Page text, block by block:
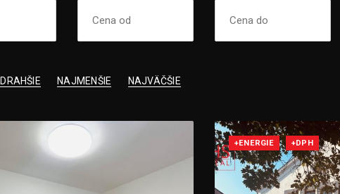
NAJMENŠIE NAJVÄČŠIE
+ENERGIE +DPH